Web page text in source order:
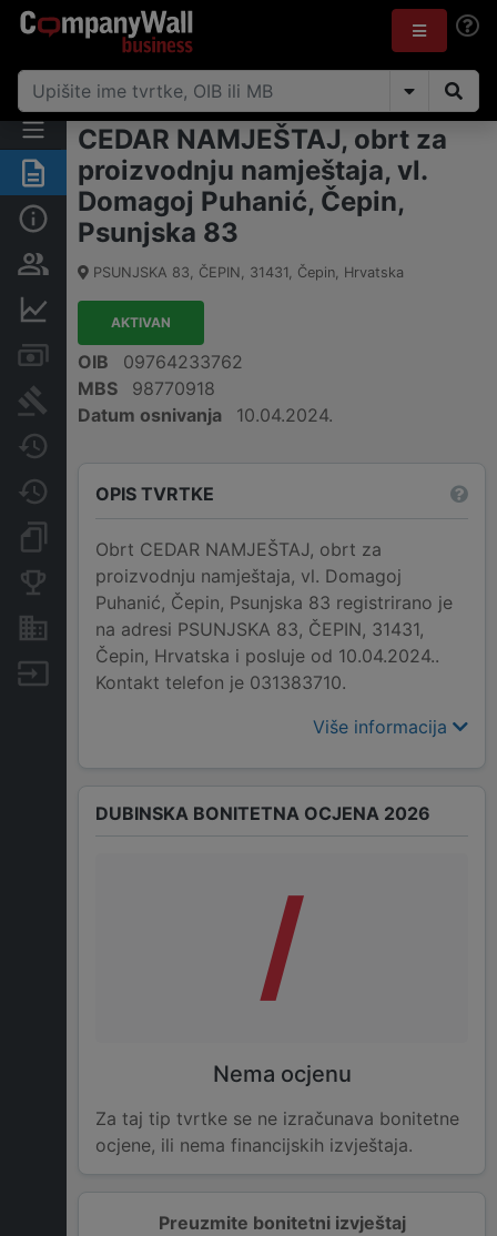
Sažetak
Osnovne informacije
Osobe i vlasništvo
Financijski podaci
Računi i blokade
Sudske objave
Promjene
Konkurentske tvrtke
Nekretnine i imovina
Izvoz
CEDAR NAMJEŠTAJ, obrt za
proizvodnju namještaja, vl.
Domagoj Puhanić, Čepin,
Psunjska 83
PSUNJSKA 83, ČEPIN, 31431, Čepin, Hrvatska
AKTIVAN
OIB
09764233762
MBS
98770918
Datum osnivanja
10.04.2024.
OPIS TVRTKE
Obrt CEDAR NAMJEŠTAJ, obrt za
proizvodnju namještaja, vl. Domagoj
Puhanić, Čepin, Psunjska 83 registrirano je
na adresi PSUNJSKA 83, ČEPIN, 31431,
Čepin, Hrvatska i posluje od 10.04.2024..
Kontakt telefon je 031383710.
Više informacija
Preuzmite bonitetni izvještaj
DUBINSKA BONITETNA OCJENA 2026
/
Nema ocjenu
Za taj tip tvrtke se ne izračunava bonitetne
ocjene, ili nema financijskih izvještaja.